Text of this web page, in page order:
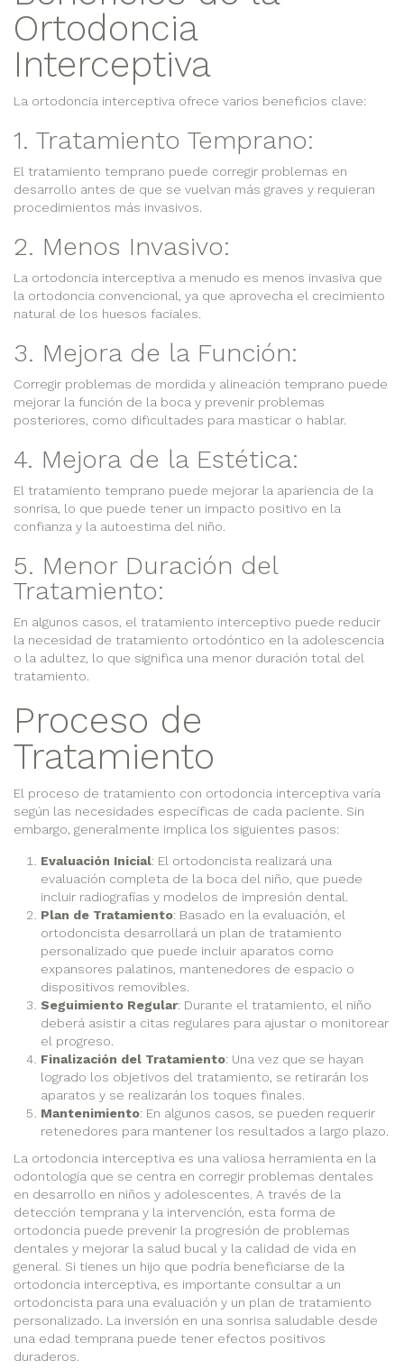
Ortodoncia
Interceptiva
La ortodoncia interceptiva ofrece varios beneficios clave:
1. Tratamiento Temprano:
El tratamiento temprano puede corregir problemas en
desarrollo antes de que se vuelvan más graves y requieran
procedimientos más invasivos.
2. Menos Invasivo:
La ortodoncia interceptiva a menudo es menos invasiva que
la ortodoncia convencional, ya que aprovecha el crecimiento
natural de los huesos faciales.
3. Mejora de la Función:
Corregir problemas de mordida y alineación temprano puede
mejorar la función de la boca y prevenir problemas
posteriores, como dificultades para masticar o hablar.
4. Mejora de la Estética:
El tratamiento temprano puede mejorar la apariencia de la
sonrisa, lo que puede tener un impacto positivo en la
confianza y la autoestima del niño.
5. Menor Duración del
Tratamiento:
En algunos casos, el tratamiento interceptivo puede reducir
la necesidad de tratamiento ortodóntico en la adolescencia
o la adultez, lo que significa una menor duración total del
tratamiento.
Proceso de
Tratamiento
El proceso de tratamiento con ortodoncia interceptiva varía
según las necesidades específicas de cada paciente. Sin
embargo, generalmente implica los siguientes pasos:
Evaluación Inicial: El ortodoncista realizará una
evaluación completa de la boca del niño, que puede
incluir radiografías y modelos de impresión dental.
Plan de Tratamiento: Basado en la evaluación, el
ortodoncista desarrollará un plan de tratamiento
personalizado que puede incluir aparatos como
expansores palatinos, mantenedores de espacio o
dispositivos removibles.
Seguimiento Regular: Durante el tratamiento, el niño
deberá asistir a citas regulares para ajustar o monitorear
el progreso.
Finalización del Tratamiento: Una vez que se hayan
logrado los objetivos del tratamiento, se retirarán los
aparatos y se realizarán los toques finales.
Mantenimiento: En algunos casos, se pueden requerir
retenedores para mantener los resultados a largo plazo.
La ortodoncia interceptiva es una valiosa herramienta en la
odontología que se centra en corregir problemas dentales
en desarrollo en niños y adolescentes. A través de la
detección temprana y la intervención, esta forma de
ortodoncia puede prevenir la progresión de problemas
dentales y mejorar la salud bucal y la calidad de vida en
general. Si tienes un hijo que podría beneficiarse de la
ortodoncia interceptiva, es importante consultar a un
ortodoncista para una evaluación y un plan de tratamiento
personalizado. La inversión en una sonrisa saludable desde
una edad temprana puede tener efectos positivos
duraderos.